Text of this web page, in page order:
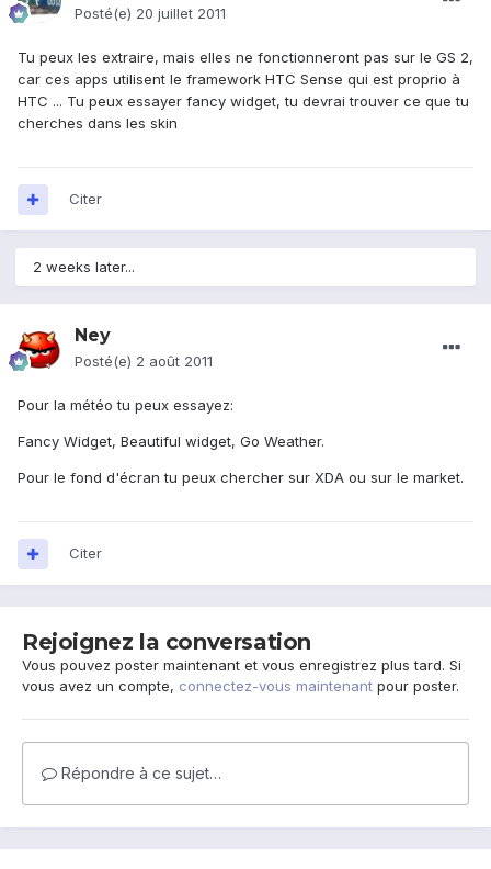
Posté(e) 20 juillet 2011
Tu peux les extraire, mais elles ne fonctionneront pas sur le GS 2,
car ces apps utilisent le framework HTC Sense qui est proprio à
HTC ... Tu peux essayer fancy widget, tu devrai trouver ce que tu
cherches dans les skin
Citer
2 weeks later...
Ney
Posté(e) 2 août 2011
Pour la météo tu peux essayez:
Fancy Widget, Beautiful widget, Go Weather.
Pour le fond d'écran tu peux chercher sur XDA ou sur le market.
Citer
Rejoignez la conversation
Vous pouvez poster maintenant et vous enregistrez plus tard. Si
vous avez un compte, connectez-vous maintenant pour poster.
Répondre à ce sujet…